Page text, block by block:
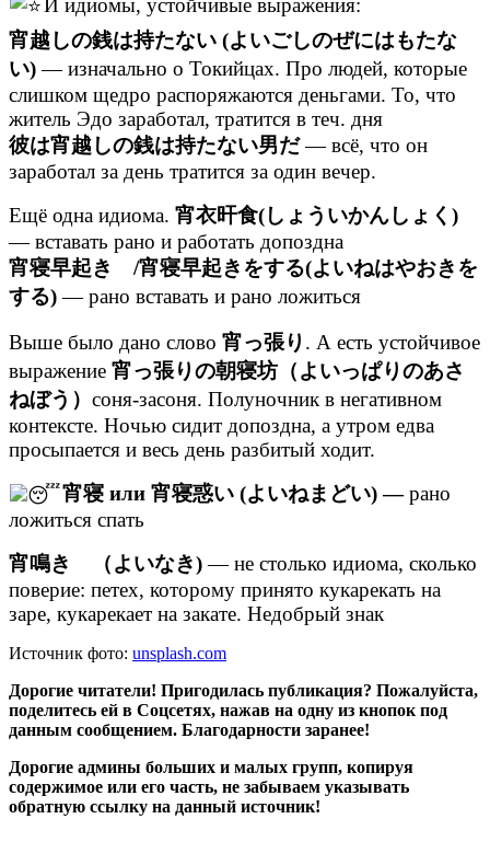
宵越しの銭は持たない (よいごしのぜにはもたな
い)— изначально о Токийцах. Про людей, которые
слишком щедро распоряжаются деньгами. То, что
житель Эдо заработал, тратится в теч. дня
彼は宵越しの銭は持たない男だ— всё, что он
заработал за день тратится за один вечер.
Ещё одна идиома. 宵衣旰食(しょういかんしょく)
— вставать рано и работать допоздна
宵寝早起き /宵寝早起きをする(よいねはやおきを
する)— рано вставать и рано ложиться
Выше было дано слово 宵っ張り . А есть устойчивое
выражение 宵っ張りの朝寝坊（よいっぱりのあさ
ねぼう） соня-засоня. Полуночник в негативном
контексте. Ночью сидит допоздна, а утром едва
просыпается и весь день разбитый ходит.
宵寝 или 宵寝惑い (よいねまどい) —рано
ложиться спать
宵鳴き （よいなき)— не столько идиома, сколько
поверие: петех, которому принято кукарекать на
заре, кукарекает на закате. Недобрый знак
Источник фото: unsplash.com
Дорогие читатели! Пригодилась публикация? Пожалуйста,
поделитесь ей в Соцсетях, нажав на одну из кнопок под
данным сообщением. Благодарности заранее!
Дорогие админы больших и малых групп, копируя
содержимое или его часть, не забываем указывать
обратную ссылку на данный источник!